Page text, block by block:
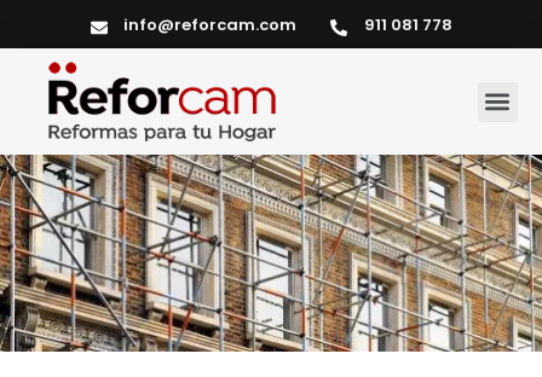
info@reforcam.com 911 081 778